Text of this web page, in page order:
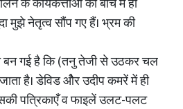
के कार्यकर्त्ताओं को बीच में ही
मुझे नेतृत्व सौंप गए हैं। भ्रम की
बन गई है कि (तनु तेजी से उठकर चल
है। डेविड औेर उदीप कमरें में ही
पत्रिकाएँ व फाइलें उलट-पलट